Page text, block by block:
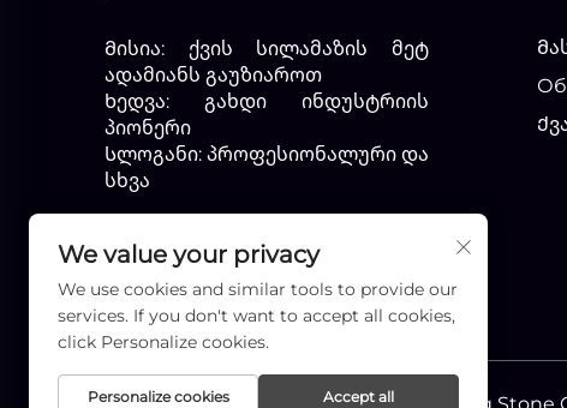
Მისია: ქვის სილამაზის მეტ
ადამიანს გაუზიაროთ
Ხედვა: გახდი ინდუსტრიის
პიონერი
Სლოგანი: პროფესიონალური და
სხვა
We value your privacy
We use cookies and similar tools to provide our
services. If you don't want to accept all cookies,
click Personalize cookies.
Personalize cookies Accept all